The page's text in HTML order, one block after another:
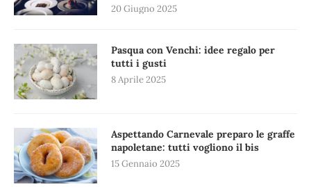
20 Giugno 2025
Pasqua con Venchi: idee regalo per
tutti i gusti
8 Aprile 2025
Aspettando Carnevale preparo le graffe
napoletane: tutti vogliono il bis
15 Gennaio 2025